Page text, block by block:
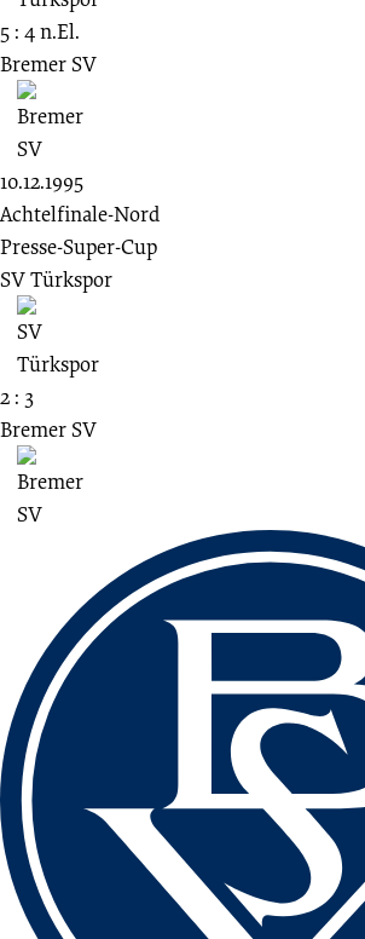
5 : 4 n.El.
Bremer SV
10.12.1995
Achtelfinale-Nord
Presse-Super-Cup
SV Türkspor
2 : 3
Bremer SV